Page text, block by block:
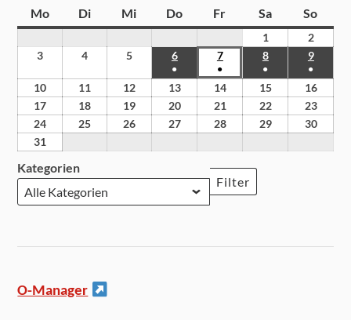
Mo
Di Mi Do Fr Sa So
1
2
3
4 5 6
●
7
●
8
●
9
●
10 11 12 13 14 15
16
17
18 19 20 21 22
23
24
25 26 27 28 29
30
31
Kategorien
Filter
O-Manager